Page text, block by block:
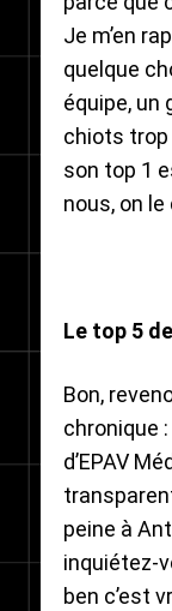
Je m’en
quelque
équipe, un
chiots trop
son top 1
nous, on
Le top 5
Bon,
chronique
d’EPAV
peine à
inquiétez-
ben c’est